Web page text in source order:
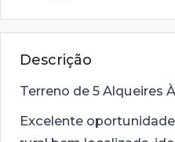
Descrição
Terreno de 5 Alqueires
Excelente